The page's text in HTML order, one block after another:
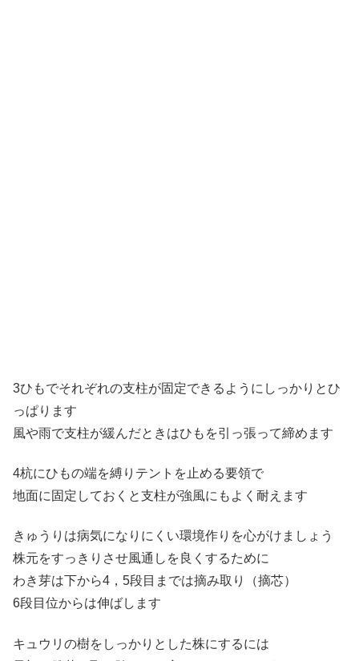
3ひもでそれぞれの支柱が固定できるようにしっかりとひ
っぱります
風や雨で支柱が緩んだときはひもを引っ張って締めます
4杭にひもの端を縛りテントを止める要領で
地面に固定しておくと支柱が強風にもよく耐えます
きゅうりは病気になりにくい環境作りを心がけましょう
株元をすっきりさせ風通しを良くするために
わき芽は下から4，5段目までは摘み取り（摘芯）
6段目位からは伸ばします
キュウリの樹をしっかりとした株にするには